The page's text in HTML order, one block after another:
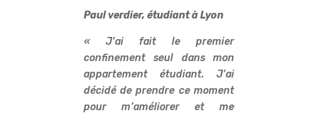
Paul verdier,étudiant à Lyon
« J’ai fait le premier
confinement seul dans mon
appartement étudiant. J’ai
décidé de prendre ce moment
pour m’améliorer et me